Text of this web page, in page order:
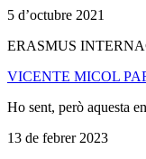
5 d’octubre 2021
ERASMUS
VICENTE MICOL
Ho sent, però aquesta
13 de febrer 2023